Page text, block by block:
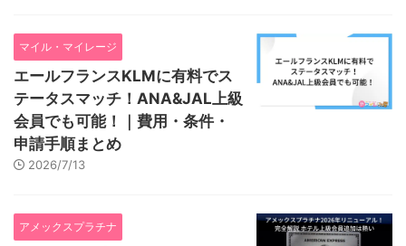
マイル・マイレージ
エールフランスKLMに有料でス
テータスマッチ！ANA&JAL上級
会員でも可能！｜費用・条件・
申請手順まとめ
2026/7/13
アメックスプラチナ